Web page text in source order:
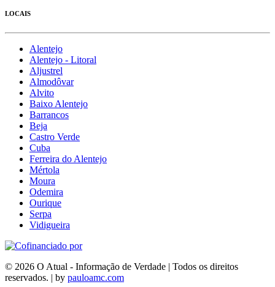
LOCAIS
Alentejo
Alentejo - Litoral
Aljustrel
Almodôvar
Alvito
Baixo Alentejo
Barrancos
Beja
Castro Verde
Cuba
Ferreira do Alentejo
Mértola
Moura
Odemira
Ourique
Serpa
Vidigueira
© 2026 O Atual - Informação de Verdade | Todos os direitos
reservados. | by pauloamc.com